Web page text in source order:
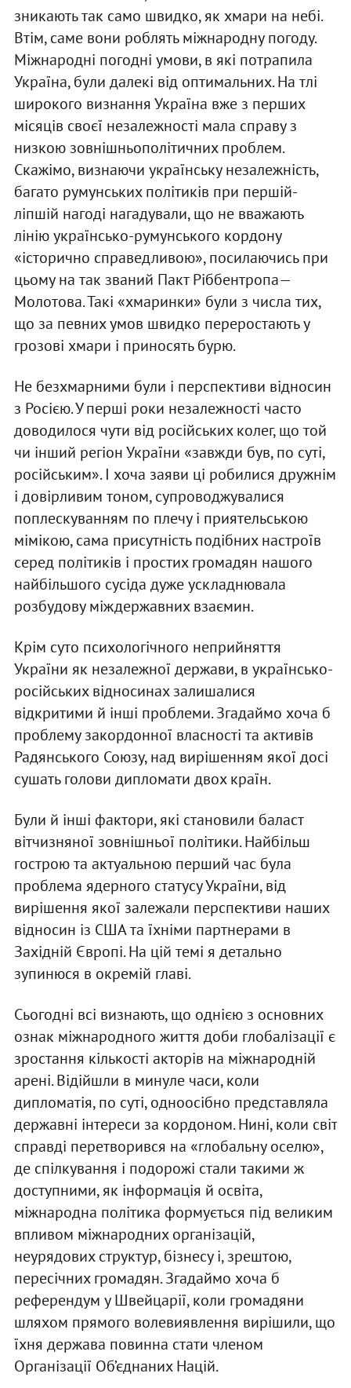
зникають так само швидко, як хмари на небі.
Втім, саме вони роблять міжнародну погоду.
Міжнародні погодні умови, в які потрапила
Україна, були далекі від оптимальних. На тлі
широкого визнання Україна вже з перших
місяців своєї незалежності мала справу з
низкою зов­нішньополітичних проблем.
Скажімо, визнаючи українську незалежність,
багато румунських політиків при першій-
ліпшій нагоді нагадували, що не вважають
лінію українсько-румунського кордону
«історично справедливою», посилаючись при
цьому на так званий Пакт Ріббентропа—
Молотова. Такі «хмаринки» були з числа тих,
що за певних умов швидко переростають у
грозові хмари і приносять бурю.
Не безхмарними були і перспективи відносин
з Росією. У перші роки незалежності часто
доводилося чути від російських колег, що той
чи інший регіон України «завжди був, по суті,
російським». І хоча заяви ці робилися дружнім
і довірливим тоном, супроводжувалися
поплескуванням по плечу і приятельською
мімікою, сама присутність подібних настроїв
серед політиків і простих громадян нашого
найбільшого сусіда дуже ускладнювала
розбудову міждержавних взаємин.
Крім суто психологічного неприйняття
України як незалежної держави, в українсько-
російських відносинах залишалися
відкритими й інші проблеми. Згадаймо хоча б
проблему закордонної власності та активів
Радянського Союзу, над вирішенням якої досі
сушать голови дипломати двох країн.
Були й інші фактори, які становили баласт
вітчизняної зовнішньої політики. Найбільш
гострою та актуальною перший час була
проблема ядерного статусу України, від
вирішення якої залежали перспективи наших
відносин із США та їхніми партнерами в
Західній Європі. На цій темі я детально
зупинюся в окремій главі.
Сьогодні всі визнають, що однією з основних
ознак міжнародного життя доби глобалізації є
зростання кількості акторів на міжнародній
арені. Відійшли в минуле часи, коли
дипломатія, по суті, одноосібно представляла
державні інтереси за кордоном. Нині, коли світ
справді перетворився на «глобальну оселю»,
де спілкування і подорожі стали такими ж
доступними, як інформація й освіта,
міжнародна політика формується під великим
впливом міжнародних організацій,
неурядових структур, бізнесу і, зрештою,
пересічних громадян. Згадаймо хоча б
референдум у Швейцарії, коли громадяни
шляхом прямого волевиявлення вирішили, що
їхня держава повинна стати членом
Організації Об’єднаних Націй.